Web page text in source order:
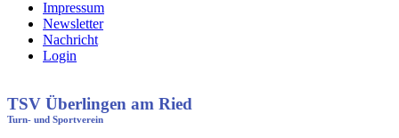
Impressum
Newsletter
Nachricht
Login
TSV Überlingen am Ried
Turn- und Sportverein